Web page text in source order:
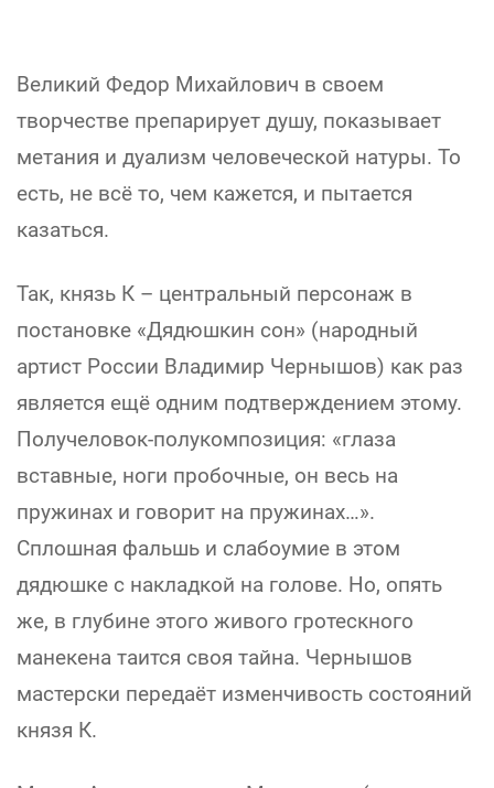
Великий Федор Михайлович в своем
творчестве препарирует душу, показывает
метания и дуализм человеческой натуры. То
есть, не всё то, чем кажется, и пытается
казаться.
Так, князь К – центральный персонаж в
постановке «Дядюшкин сон» (народный
артист России Владимир Чернышов) как раз
является ещё одним подтверждением этому.
Получеловок-полукомпозиция: «глаза
вставные, ноги пробочные, он весь на
пружинах и говорит на пружинах…».
Сплошная фальшь и слабоумие в этом
дядюшке с накладкой на голове. Но, опять
же, в глубине этого живого гротескного
манекена таится своя тайна. Чернышов
мастерски передаёт изменчивость состояний
князя К.